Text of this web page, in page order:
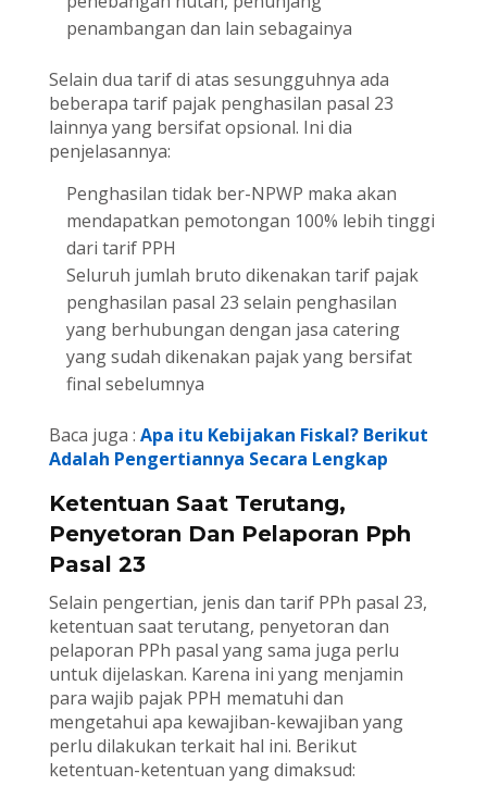
penambangan dan lain sebagainya
Selain dua tarif di atas sesungguhnya ada
beberapa tarif pajak penghasilan pasal 23
lainnya yang bersifat opsional. Ini dia
penjelasannya:
Penghasilan tidak ber-NPWP maka akan
mendapatkan pemotongan 100% lebih tinggi
dari tarif PPH
Seluruh jumlah bruto dikenakan tarif pajak
penghasilan pasal 23 selain penghasilan
yang berhubungan dengan jasa catering
yang sudah dikenakan pajak yang bersifat
final sebelumnya
Baca juga : Apa itu Kebijakan Fiskal? Berikut
Adalah Pengertiannya Secara Lengkap
Ketentuan Saat Terutang,
Penyetoran Dan Pelaporan Pph
Pasal 23
Selain pengertian, jenis dan tarif PPh pasal 23,
ketentuan saat terutang, penyetoran dan
pelaporan PPh pasal yang sama juga perlu
untuk dijelaskan. Karena ini yang menjamin
para wajib pajak PPH mematuhi dan
mengetahui apa kewajiban-kewajiban yang
perlu dilakukan terkait hal ini. Berikut
ketentuan-ketentuan yang dimaksud: